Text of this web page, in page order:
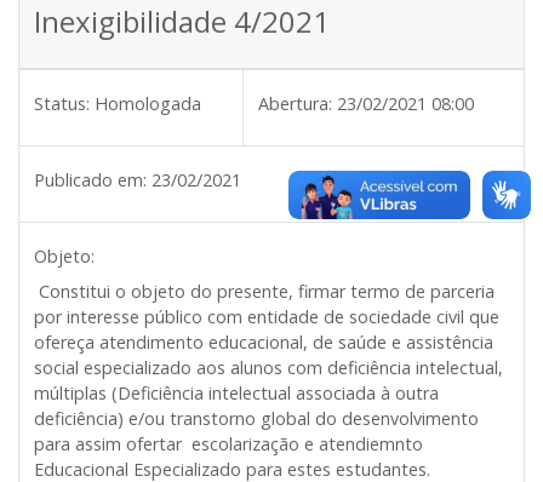
Inexigibilidade 4/2021
Status: Homologada Abertura: 23/02/2021 08:00
Publicado em: 23/02/2021
Objeto:
Constitui o objeto do presente, firmar termo de parceria
por interesse público com entidade de sociedade civil que
ofereça atendimento educacional, de saúde e assistência
social especializado aos alunos com deficiência intelectual,
múltiplas (Deficiência intelectual associada à outra
deficiência) e/ou transtorno global do desenvolvimento
para assim ofertar escolarização e atendiemnto
Educacional Especializado para estes estudantes.